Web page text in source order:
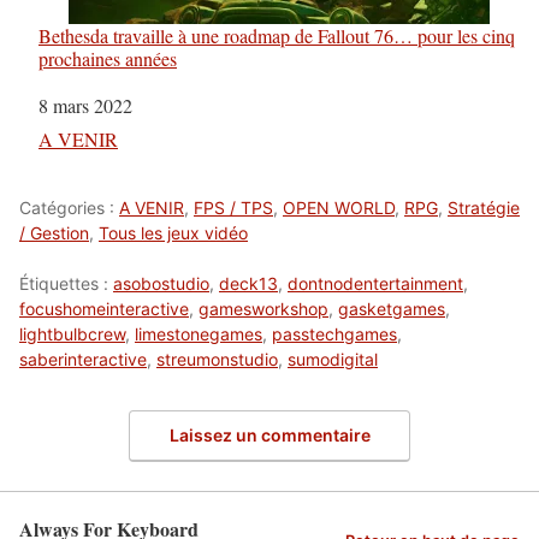
Bethesda travaille à une roadmap de Fallout 76… pour les cinq
prochaines années
Date
8 mars 2022
Par rapport à
A VENIR
Catégories : A VENIR, FPS / TPS, OPEN WORLD, RPG, Stratégie
/ Gestion, Tous les jeux vidéo
Étiquettes : asobostudio, deck13, dontnodentertainment,
focushomeinteractive, gamesworkshop, gasketgames,
lightbulbcrew, limestonegames, passtechgames,
saberinteractive, streumonstudio, sumodigital
Laissez un commentaire
Always For Keyboard